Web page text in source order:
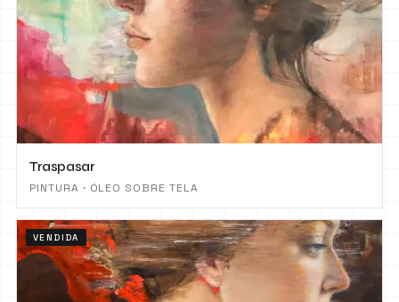
Traspasar
PINTURA · ÓLEO SOBRE TELA
VENDIDA